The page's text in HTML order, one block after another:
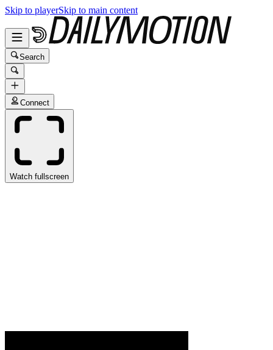
Skip to playerSkip to main content
Search
Connect
Watch fullscreen